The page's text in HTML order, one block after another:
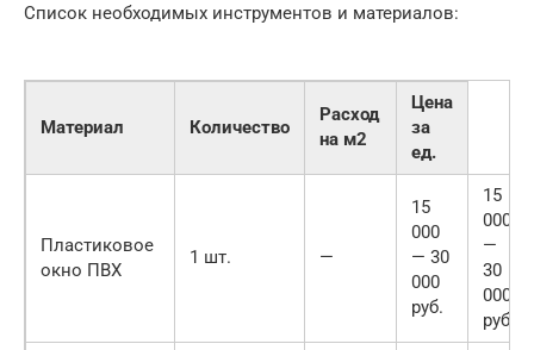
Список необходимых инструментов и материалов:
Материал Количество
Расход
на м2
Цена
за
ед.
Пластиковое
окно ПВХ
1 шт. —
15
000
— 30
000
руб.
15
000
—
30
000
руб.